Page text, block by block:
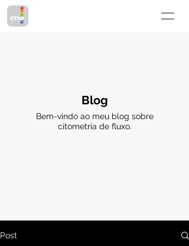
Blog
Bem-vindo ao meu blog sobre
citometria de fluxo.
Post